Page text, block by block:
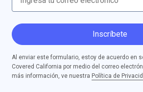
Inscríbete
Al enviar este formulario, estoy de acuerdo en
Covered California por medio del correo
más información, ve nuestra Política de